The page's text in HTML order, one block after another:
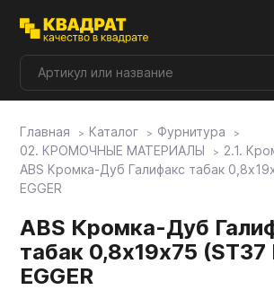
Плитные материалы
Фурнитура
Столешницы
Главная Каталог
Фурнитура
02. КРОМОЧНЫЕ МАТЕРИАЛЫ
2.1.
ABS Кромка-Дуб Галифакс табак
EGGER
ABS Кромка-Дуб
табак 0,8х19х75 (ST37
EGGER